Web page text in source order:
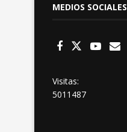
MEDIOS SOCIALES
Visitas:
5011487